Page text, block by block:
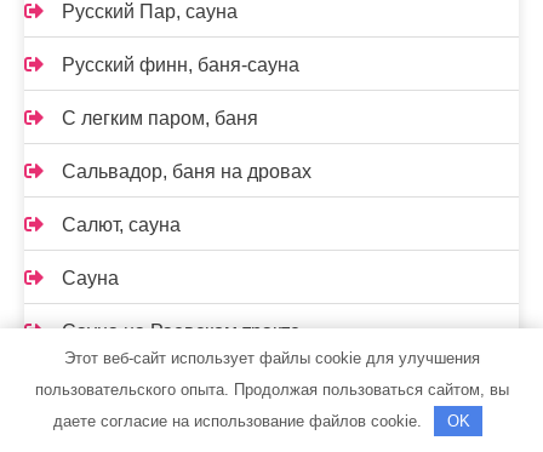
Русский Пар, сауна
Русский финн, баня-сауна
С легким паром, баня
Сальвадор, баня на дровах
Салют, сауна
Сауна
Сауна на Раевском тракте
Сауна, Сауна
Этот веб-сайт использует файлы cookie для улучшения
пользовательского опыта. Продолжая пользоваться сайтом, вы
даете согласие на использование файлов cookie.
OK